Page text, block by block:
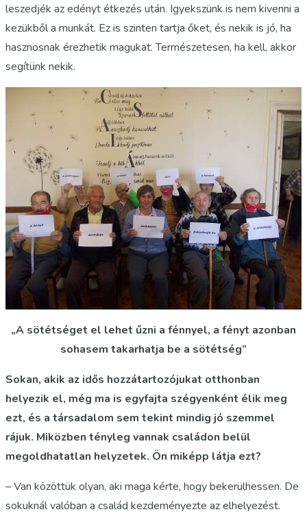
leszedjék az edényt étkezés után. Igyekszünk is nem kivenni a
kezükből a munkát. Ez is szinten tartja őket, és nekik is jó, ha
hasznosnak érezhetik magukat. Természetesen, ha kell, akkor
segítünk nekik.
„A sötétséget el lehet űzni a fénnyel, a fényt azonban
sohasem takarhatja be a sötétség”
Sokan, akik az idős hozzátartozójukat otthonban
helyezik el, még ma is egyfajta szégyenként élik meg
ezt, és a társadalom sem tekint mindig jó szemmel
rájuk. Miközben tényleg vannak családon belül
megoldhatatlan helyzetek. Ön miképp látja ezt?
– Van közöttük olyan, aki maga kérte, hogy bekerülhessen. De
sokuknál valóban a család kezdeményezte az elhelyezést.